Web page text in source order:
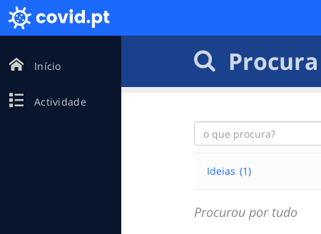
Início
Actividade
Procura
Ideias (1)
Procurou por tudo